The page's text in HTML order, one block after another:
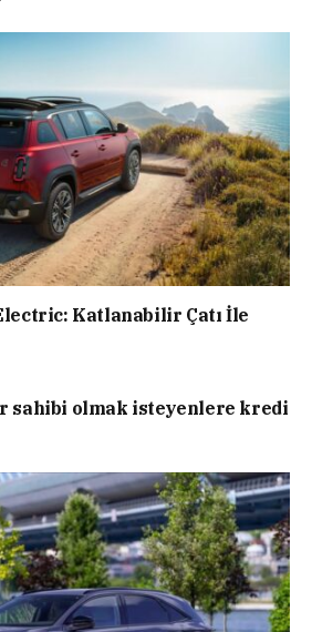
Katlanabilir Çatı İle
sahibi olmak isteyenlere kredi